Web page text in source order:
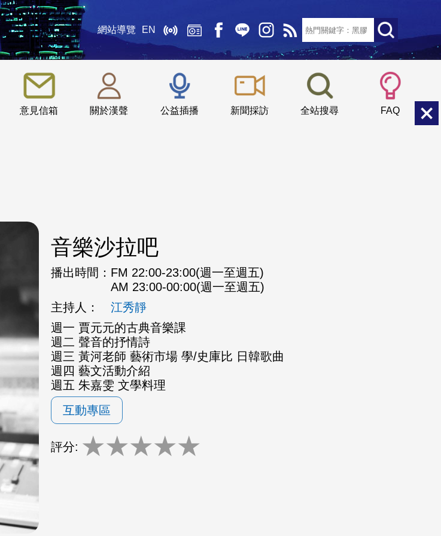
網站導覽 EN
意見信箱 關於漢聲 公益插播 新聞採訪 全站搜尋 FAQ
::: 小 中
音樂沙拉吧
播出時間： FM 22:00-23:00(週一至週五)
AM 23:00-00:00(週一至週五)
主持人：
江秀靜
週一 賈元元的古典音樂課
週二 聲音的抒情詩
週三 黃河老師 藝術市場 學/史庫比 日韓歌曲
週四 藝文活動介紹
週五 朱嘉雯 文學料理
互動專區
評分: ★★★★★